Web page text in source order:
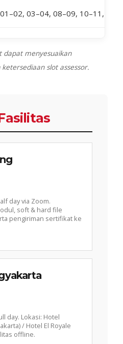
01–02, 03–04, 08–09, 10–11,
dapat menyesuaikan
slot assessor.
day via Zoom.
soft & hard file
pengiriman sertifikat ke
day. Lokasi: Hotel
/ Hotel El Royale
offline.